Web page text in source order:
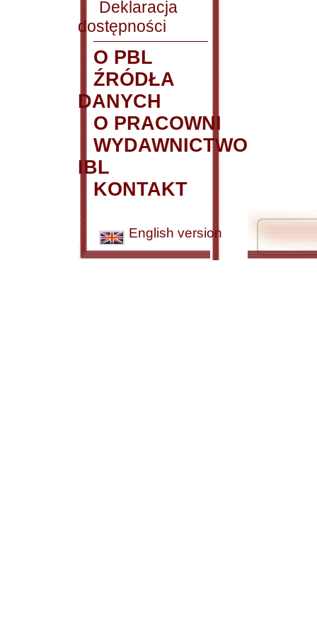
Deklaracja
dostępności
O PBL
ŹRÓDŁA
DANYCH
O PRACOWNI
WYDAWNICTWO
IBL
KONTAKT
English version